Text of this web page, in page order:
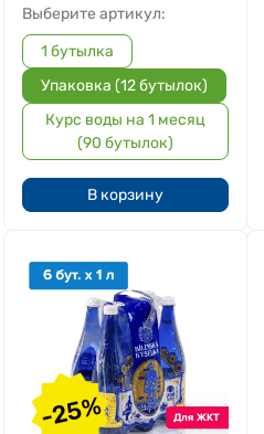
Выберите артикул:
1 бутылка
Упаковка (12 бутылок)
Курс воды на 1 месяц
(90 бутылок)
В корзину
-25%